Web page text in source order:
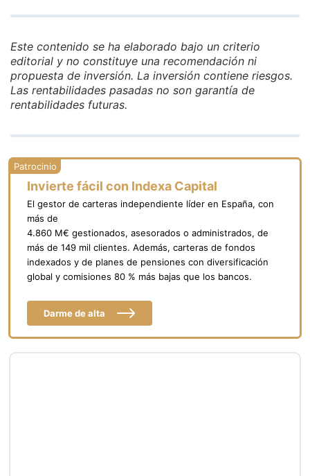
Este contenido se ha elaborado bajo un criterio
editorial y no constituye una recomendación ni
propuesta de inversión. La inversión contiene riesgos.
Las rentabilidades pasadas no son garantía de
rentabilidades futuras.
Invierte fácil con Indexa Capital
El gestor de carteras independiente líder en España, con
más de
4.860 M€ gestionados, asesorados o administrados, de
más de 149 mil clientes. Además, carteras de fondos
indexados y de planes de pensiones con diversificación
global y comisiones 80 % más bajas que los bancos.
Darme de alta